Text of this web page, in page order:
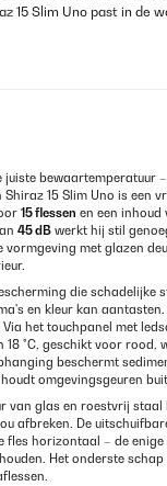
15 Slim Uno past in de
juiste bewaartemperatuur
15 Slim Uno is een
15 flessen en een inhoud
45 dB werkt hij stil
vormgeving met glazen
die schadelijke
en kleur kan
het touchpanel met
18 °C, geschikt voor rood,
beschermt
omgevingsgeuren
van glas en roestvrij
afbreken. De
fles horizontaal – de
Het onderste